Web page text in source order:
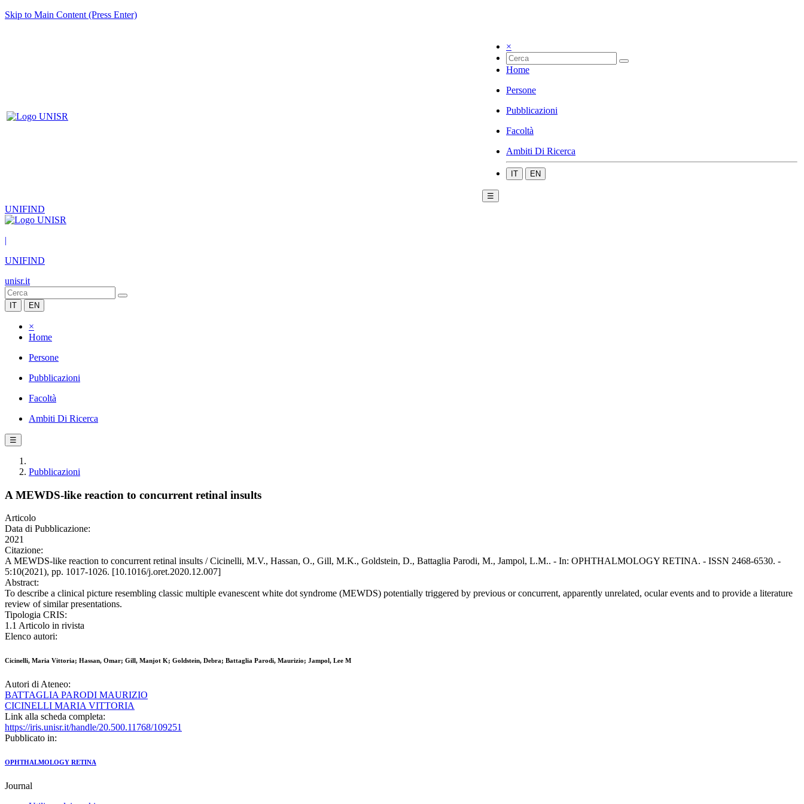
Skip to Main Content (Press Enter)
×
Home
Persone
Pubblicazioni
Facoltà
Ambiti Di Ricerca
IT EN
☰
UNIFIND
|
UNIFIND
unisr.it
IT EN
×
Home
Persone
Pubblicazioni
Facoltà
Ambiti Di Ricerca
☰
Pubblicazioni
A MEWDS-like reaction to concurrent retinal insults
Articolo
Data di Pubblicazione:
2021
Citazione:
A MEWDS-like reaction to concurrent retinal insults / Cicinelli, M.V., Hassan, O., Gill, M.K., Goldstein, D., Battaglia Parodi, M., Jampol, L.M.. - In: OPHTHALMOLOGY RETINA. - ISSN 2468-6530. -
5:10(2021), pp. 1017-1026. [10.1016/j.oret.2020.12.007]
Abstract:
To describe a clinical picture resembling classic multiple evanescent white dot syndrome (MEWDS) potentially triggered by previous or concurrent, apparently unrelated, ocular events and to provide a literature
review of similar presentations.
Tipologia CRIS:
1.1 Articolo in rivista
Elenco autori:
Cicinelli, Maria Vittoria; Hassan, Omar; Gill, Manjot K; Goldstein, Debra; Battaglia Parodi, Maurizio; Jampol, Lee M
Autori di Ateneo:
BATTAGLIA PARODI MAURIZIO
CICINELLI MARIA VITTORIA
Link alla scheda completa:
https://iris.unisr.it/handle/20.500.11768/109251
Pubblicato in:
OPHTHALMOLOGY RETINA
Journal